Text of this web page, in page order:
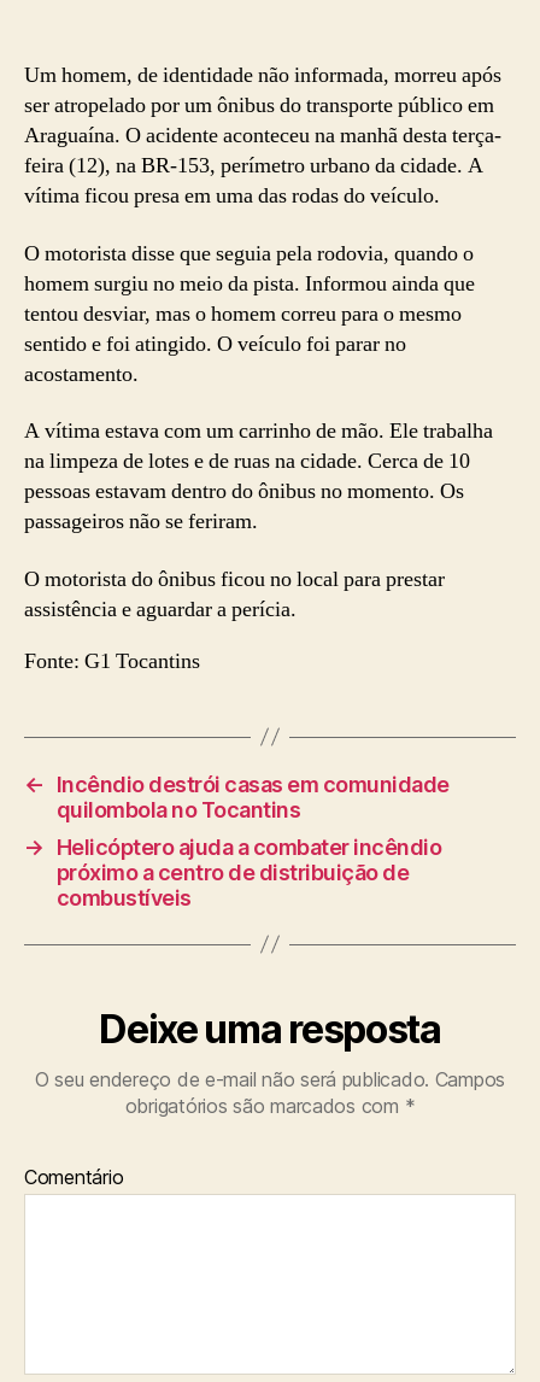
Um homem, de identidade não informada, morreu após
ser atropelado por um ônibus do transporte público em
Araguaína. O acidente aconteceu na manhã desta terça-
feira (12), na BR-153, perímetro urbano da cidade. A
vítima ficou presa em uma das rodas do veículo.
O motorista disse que seguia pela rodovia, quando o
homem surgiu no meio da pista. Informou ainda que
tentou desviar, mas o homem correu para o mesmo
sentido e foi atingido. O veículo foi parar no
acostamento.
A vítima estava com um carrinho de mão. Ele trabalha
na limpeza de lotes e de ruas na cidade. Cerca de 10
pessoas estavam dentro do ônibus no momento. Os
passageiros não se feriram.
O motorista do ônibus ficou no local para prestar
assistência e aguardar a perícia.
Fonte: G1 Tocantins
←
Incêndio destrói casas em comunidade
quilombola no Tocantins
→
Helicóptero ajuda a combater incêndio
próximo a centro de distribuição de
combustíveis
Deixe uma resposta
O seu endereço de e-mail não será publicado. Campos
obrigatórios são marcados com *
Comentário